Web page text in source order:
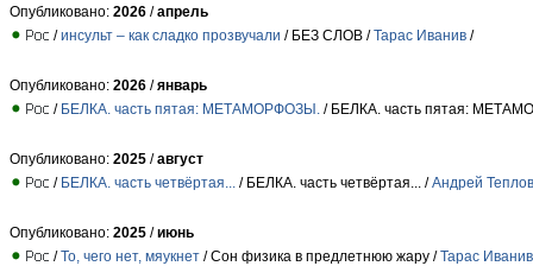
Опубликовано: 2026 /апрель
/инсульт – как сладко прозвучали / БЕЗ СЛОВ /Тарас Иванив /
Опубликовано: 2026 /январь
/ БЕЛКА. часть пятая: МЕТАМОРФОЗЫ. / БЕЛКА. часть пятая:
Опубликовано: 2025 /август
/ БЕЛКА. часть четвёртая... / БЕЛКА. часть четвёртая... /Андрей Теплов
Опубликовано: 2025 /июнь
/То, чего нет, мяукнет / Сон физика в предлетнюю жару /Тарас Иванив